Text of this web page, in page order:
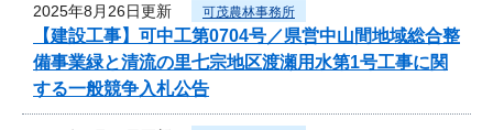
2025年8月26日更新 可茂農林事務所
【建設工事】可中工第0704号／県営中山間地域総合整
備事業緑と清流の里七宗地区渡瀬用水第1号工事に関
する一般競争入札公告